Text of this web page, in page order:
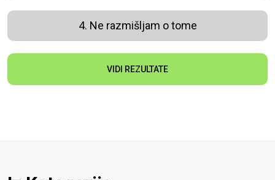
4. Ne razmišljam o tome
VIDI REZULTATE